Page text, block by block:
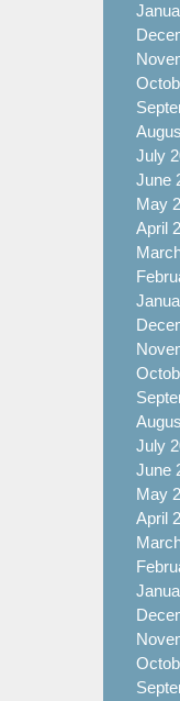
July
June
May
April
July
June
May
April